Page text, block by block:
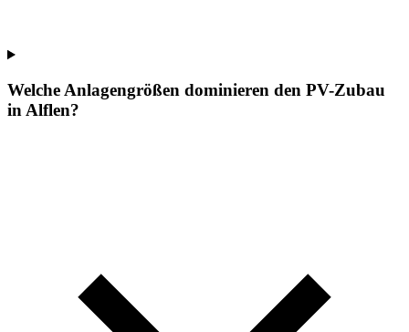
Welche Anlagengrößen dominieren den PV-Zubau
in Alflen?